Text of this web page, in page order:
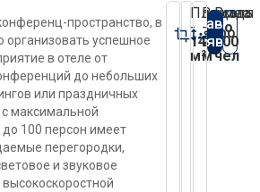
пространство, в
успешное
в отеле от
до небольших
или праздничных
максимальной
100 персон имеет
перегородки,
и звуковое
Площадь
-
147
м²
Высота
-
2,8
м
до
100
чел
Оставить
заявку